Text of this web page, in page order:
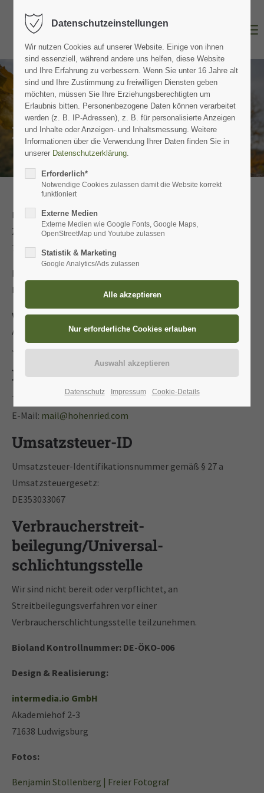
Impressum
Hotel Hohenried GmbH
Zeppelinstraße 5
72250 Freudenstadt
Handelsregister: HRB 784870
Registergericht: Amtsgerichts Stuttgart
Vertreten durch:
Arne Wintermeier
Jonathan Schopf
Kontakt
Telefon: +49 (0) 7441 / 5202924
E-Mail: mail@hohenried.com
Umsatzsteuer-ID
Umsatzsteuer-Identifikationsnummer gemäß § 27 a
Umsatzsteuergesetz:
DE353033067
Verbraucher­streit­
beilegung/Universal­
schlichtungs­stelle
Wir sind nicht bereit oder verpflichtet, an
Streitbeilegungsverfahren vor einer
Verbraucherschlichtungsstelle teilzunehmen.
Bioland Kontrollnummer: DE-ÖKO-006
Design & Realisierung:
intermedia.io GmbH
Akademiehof 2-3
71638 Ludwigsburg
Fotos:
Benjamin Stollenberg | Freier Fotograf
Datenschutzeinstellungen
Wir nutzen Cookies auf unserer Website. Einige von ihnen
sind essenziell, während andere uns helfen, diese Website
und Ihre Erfahrung zu verbessern.Wenn Sie unter 16 Jahre alt
sind und Ihre Zustimmung zu freiwilligen Diensten geben
möchten, müssen Sie Ihre Erziehungsberechtigten um
Erlaubnis bitten. Personenbezogene Daten können verarbeitet
werden (z. B. IP-Adressen), z. B. für personalisierte Anzeigen
und Inhalte oder Anzeigen- und Inhaltsmessung. Weitere
Informationen über die Verwendung Ihrer Daten finden Sie in
unserer Datenschutzerklärung.
Erforderlich*
Notwendige Cookies zulassen damit die Website korrekt
funktioniert
Externe Medien
Externe Medien wie Google Fonts, Google Maps,
OpenStreetMap und Youtube zulassen
Statistik & Marketing
Google Analytics/Ads zulassen
Datenschutz Impressum Cookie-Details